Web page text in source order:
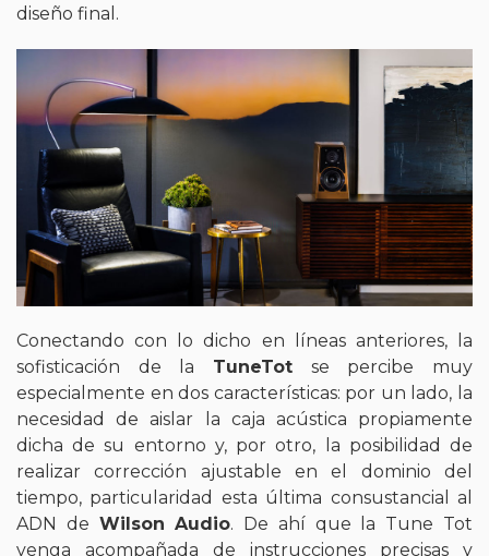
diseño final.
Conectando con lo dicho en líneas anteriores, la
sofisticación de la TuneTot se percibe muy
especialmente en dos características: por un lado, la
necesidad de aislar la caja acústica propiamente
dicha de su entorno y, por otro, la posibilidad de
realizar corrección ajustable en el dominio del
tiempo, particularidad esta última consustancial al
ADN de Wilson Audio. De ahí que la Tune Tot
venga acompañada de instrucciones precisas y